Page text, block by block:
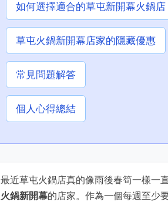
如何選擇適合的草屯新開幕火鍋店
草屯火鍋新開幕店家的隱藏優惠
常見問題解答
個人心得總結
最近草屯火鍋店真的像雨後春筍一樣一
火鍋新開幕的店家。作為一個每週至少